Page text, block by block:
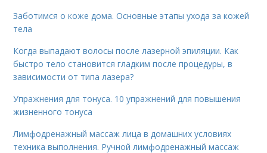
Заботимся о коже дома. Основные этапы ухода за кожей
тела
Когда выпадают волосы после лазерной эпиляции. Как
быстро тело становится гладким после процедуры, в
зависимости от типа лазера?
Упражнения для тонуса. 10 упражнений для повышения
жизненного тонуса
Лимфодренажный массаж лица в домашних условиях
техника выполнения. Ручной лимфодренажный массаж